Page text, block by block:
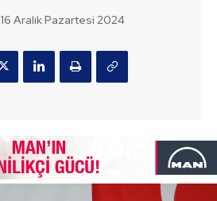
16 Aralık Pazartesi 2024